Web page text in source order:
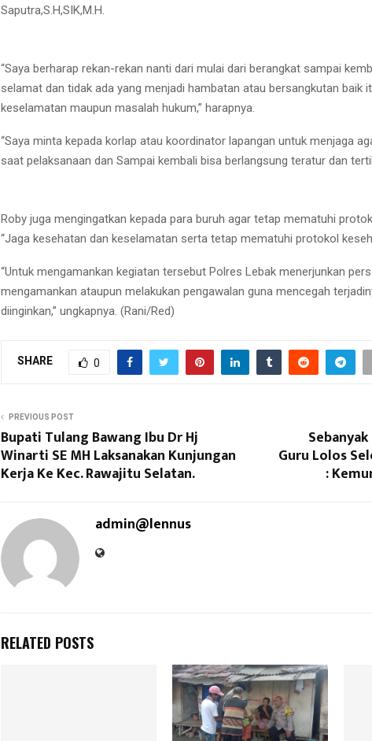
Saputra,S.H,SIK,M.H.
“Saya berharap rekan-rekan nanti dari mulai dari berangkat sampai
selamat dan tidak ada yang menjadi hambatan atau bersangkutan baik
keselamatan maupun masalah hukum,” harapnya.
“Saya minta kepada korlap atau koordinator lapangan untuk menjaga
saat pelaksanaan dan Sampai kembali bisa berlangsung teratur dan
Roby juga mengingatkan kepada para buruh agar tetap mematuhi
“Jaga kesehatan dan keselamatan serta tetap mematuhi protokol
“Untuk mengamankan kegiatan tersebut Polres Lebak menerjunkan
mengamankan ataupun melakukan pengawalan guna mencegah
diinginkan,” ungkapnya. (Rani/Red)
SHARE 0
PREVIOUS POST
Bupati Tulang Bawang Ibu Dr Hj
Winarti SE MH Laksanakan Kunjungan
Kerja Ke Kec. Rawajitu Selatan.
Guru Lolos
:
admin@lennus
RELATED POSTS